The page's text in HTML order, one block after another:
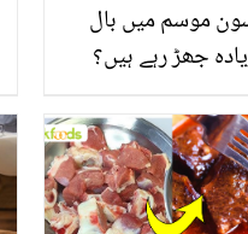
موسم میں بال
جھڑ رہے ہیں؟
چند قدرتی طریقے